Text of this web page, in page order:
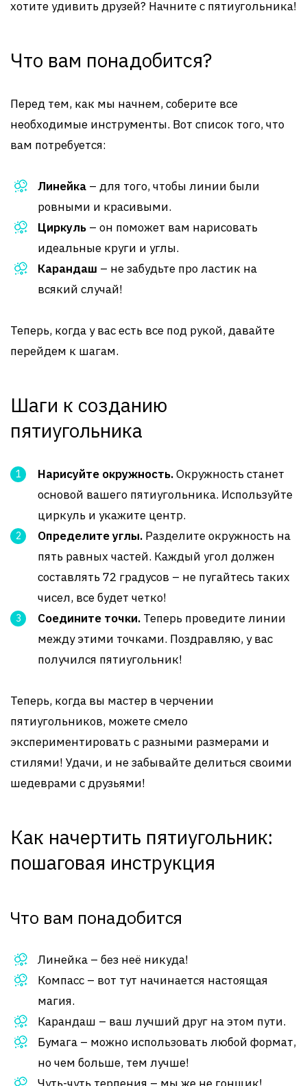
хотите удивить друзей? Начните с пятиугольника!
Что вам понадобится?
Перед тем, как мы начнем, соберите все
необходимые инструменты. Вот список того, что
вам потребуется:
Линейка – для того, чтобы линии были
ровными и красивыми.
Циркуль – он поможет вам нарисовать
идеальные круги и углы.
Карандаш – не забудьте про ластик на
всякий случай!
Теперь, когда у вас есть все под рукой, давайте
перейдем к шагам.
Шаги к созданию
пятиугольника
Нарисуйте окружность.Окружность станет
основой вашего пятиугольника. Используйте
циркуль и укажите центр.
Определите углы. Разделите окружность на
пять равных частей. Каждый угол должен
составлять 72 градусов – не пугайтесь таких
чисел, все будет четко!
Соедините точки. Теперь проведите линии
между этими точками. Поздравляю, у вас
получился пятиугольник!
Теперь, когда вы мастер в черчении
пятиугольников, можете смело
экспериментировать с разными размерами и
стилями! Удачи, и не забывайте делиться своими
шедеврами с друзьями!
Как начертить пятиугольник:
пошаговая инструкция
Что вам понадобится
Линейка – без неё никуда!
Компасс – вот тут начинается настоящая
магия.
Карандаш – ваш лучший друг на этом пути.
Бумага – можно использовать любой формат,
но чем больше, тем лучше!